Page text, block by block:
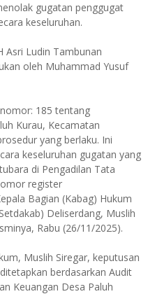
gugatan penggugat
keseluruhan.
Asri Ludin Tambunan
oleh Muhammad Yusuf
185 tentang
Kurau, Kecamatan
yang berlaku. Ini
keseluruhan gugatan yang
di Pengadilan Tata
register
Bagian (Kabag) Hukum
Deliserdang, Muslih
Rabu (26/11/2025).
Muslih Siregar, keputusan
berdasarkan Audit
Keuangan Desa Paluh